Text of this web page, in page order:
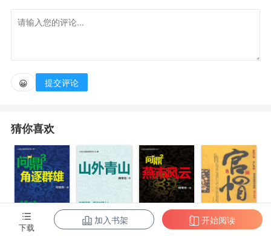
往，以及近期魔族复苏的迹象，他表示：“我为捍卫世
界和平做出了太多努力，我很确信，魔族在她的带领下
【请根据以上材料，指出导致魔族复国的主要战犯是
（10分）】——选自《帝国历史统考经典考题集》
😀 提交评论
猜你喜欢
问鼎3：角逐群 问鼎7：山外青 问鼎2：燕市风 官帽
下载
加入书架 开始阅读